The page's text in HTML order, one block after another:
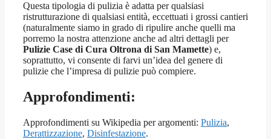
Questa tipologia di pulizia è adatta per qualsiasi
ristrutturazione di qualsiasi entità, eccettuati i grossi cantieri
(naturalmente siamo in grado di ripulire anche quelli ma
porremo la nostra attenzione anche ad altri dettagli per
Pulizie Case di Cura Oltrona di San Mamette) e,
soprattutto, vi consente di farvi un’idea del genere di
pulizie che l’impresa di pulizie può compiere.
Approfondimenti:
Approfondimenti su Wikipedia per argomenti: Pulizia,
Derattizzazione, Disinfestazione.